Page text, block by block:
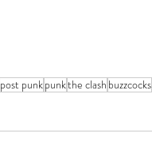
post punkpunkthe clash buzzcocks